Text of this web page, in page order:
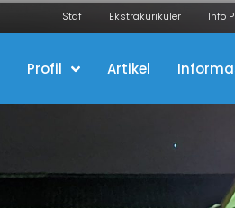
Staf Ekstrakurikuler Info
Profil Artikel